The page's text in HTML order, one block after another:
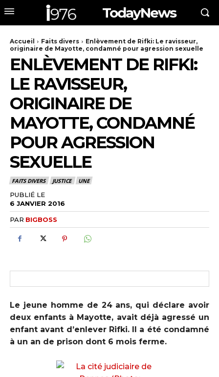
TodayNews
Accueil Faits divers
Enlèvement de Rifki: Le ravisseur,
originaire de Mayotte, condamné pour agression sexuelle
ENLÈVEMENT DE RIFKI:
LE RAVISSEUR,
ORIGINAIRE DE
MAYOTTE, CONDAMNÉ
POUR AGRESSION
SEXUELLE
FAITS DIVERS JUSTICE UNE
PUBLIÉ LE
6 JANVIER 2016
PAR BIGBOSS
Le jeune homme de 24 ans, qui déclare avoir
deux enfants à Mayotte, avait déjà agressé un
enfant avant d’enlever Rifki. Il a été condamné
à un an de prison dont 6 mois ferme.